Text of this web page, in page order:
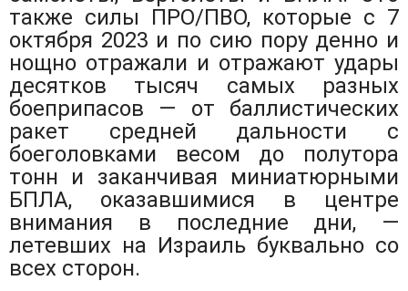
также силы ПРО/ПВО, которые с 7
октября 2023 и по сию пору денно и
нощно отражали и отражают удары
десятков тысяч самых разных
боеприпасов — от баллистических
ракет средней дальности с
боеголовками весом до полутора
тонн и заканчивая миниатюрными
БПЛА, оказавшимися в центре
внимания в последние дни, —
летевших на Израиль буквально со
всех сторон.